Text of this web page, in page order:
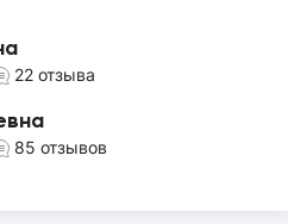
22 отзыва
85 отзывов